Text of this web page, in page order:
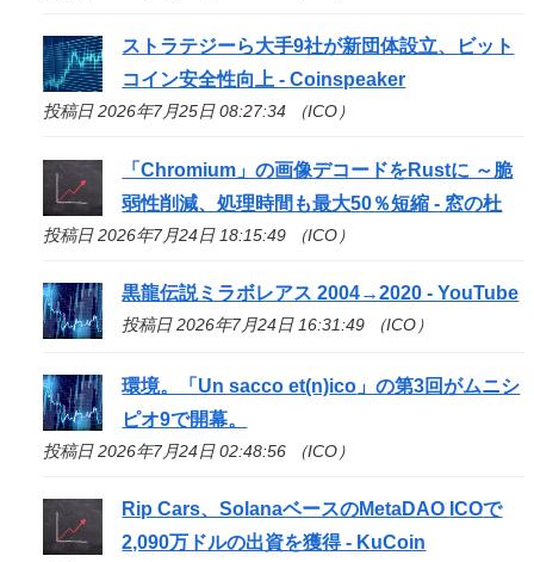
ストラテジーら大手9社が新団体設立、ビット
コイン安全性向上 - Coinspeaker
投稿日 2026年7月25日 08:27:34 （ICO）
「Chromium」の画像デコードをRustに ～脆
弱性削減、処理時間も最大50％短縮 - 窓の杜
投稿日 2026年7月24日 18:15:49 （ICO）
黒龍伝説ミラボレアス 2004→2020 - YouTube
投稿日 2026年7月24日 16:31:49 （ICO）
環境。「Un sacco et(n)ico 」の第3回がムニシ
ピオ9で開幕。
投稿日 2026年7月24日 02:48:56 （ICO）
Rip Cars、SolanaベースのMetaDAO ICOで
2,090万ドルの出資を獲得 - KuCoin